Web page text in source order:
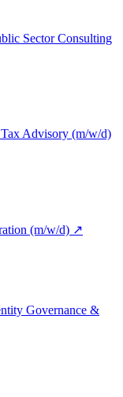
Sector Consulting
Tax Advisory (m/w/d)
(m/w/d) ↗
Governance &